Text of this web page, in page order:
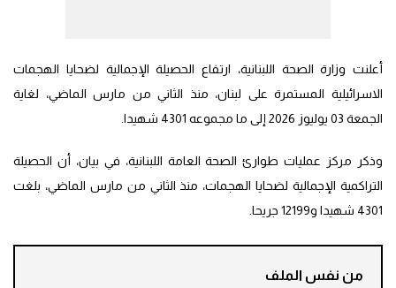
أعلنت وزارة الصحة اللبنانية، ارتفاع الحصيلة الإجمالية لضحايا الهجمات
الاسرائيلية المستمرة على لبنان، منذ الثاني من مارس الماضي، لغاية
الجمعة 03 يوليوز 2026 إلى ما مجموعه 4301 شهيدا.
وذكر مركز عمليات طوارئ الصحة العامة اللبنانية، في بيان، أن الحصيلة
التراكمية الإجمالية لضحايا الهجمات، منذ الثاني من مارس الماضي، بلغت
4301 شهيدا و12199 جريحا.
من نفس الملف